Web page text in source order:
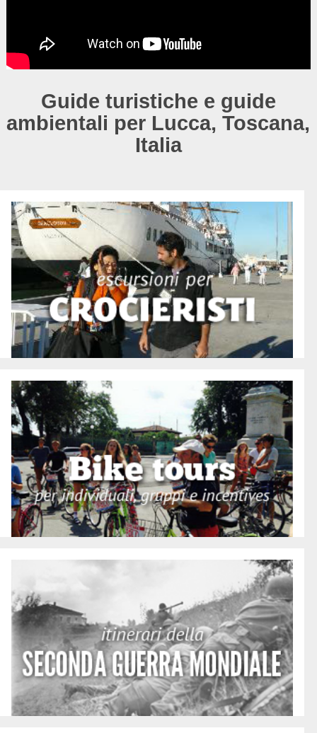
Guide turistiche e guide
ambientali per Lucca, Toscana,
Italia
Escursioni per crocieristi
Le nostre visite guidate dedicate ai crocieristi in arrivo ai
porti di Livorno, Viareggio e La Spezia.
Tutte le escursioni
Tour in bicicletta
Fare un tour in bicicletta con noi è un modo dinamico e
divertente per conoscere le nostre città e le nostre
campagne...
Tutti i tour
L' obiettivo di Turislucca e di Liberation Route Europe è
quello di far conoscere i nostri luoghi della memoria,
sottolineando il ruolo della riconciliazione internazionale
Vai alla pagina